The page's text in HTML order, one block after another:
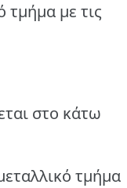
τμήμα με τις
στο κάτω
τμήμα